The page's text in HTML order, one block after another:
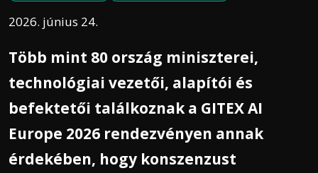
2026. június 24.
Több mint 80 ország miniszterei,
technológiai vezetői, alapítói és
befektetői találkoznak a GITEX AI
Europe 2026 rendezvényen annak
érdekében, hogy konszenzust